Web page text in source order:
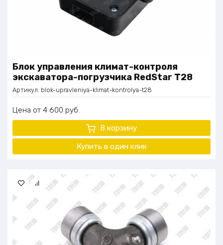
Блок управления климат-контроля
экскаватора-погрузчика RedStar Т28
Артикул: blok-upravleniya-klimat-kontrolya-t28
Цена 4 600 руб.
В корзину
Купить в один клик